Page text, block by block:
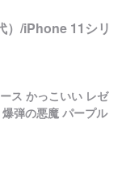
/iPhone 11シリ
ス かっこいい レゼ
弾の悪魔 パープル